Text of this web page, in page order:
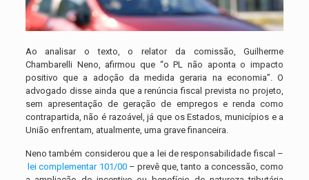
Ao analisar o texto, o relator da comissão, Guilherme
Chambarelli Neno, afirmou que “o PL não aponta o impacto
positivo que a adoção da medida geraria na economia”. O
advogado disse ainda que a renúncia fiscal prevista no projeto,
sem apresentação de geração de empregos e renda como
contrapartida, não é razoável, já que os Estados, municípios e a
União enfrentam, atualmente, uma grave financeira.
Neno também considerou que a lei de responsabilidade fiscal –
lei complementar 101/00– prevê que, tanto a concessão, como